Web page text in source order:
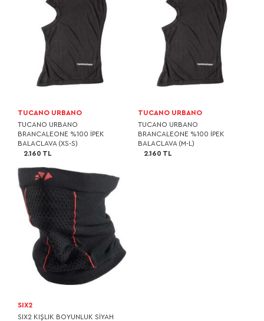
TUCANO URBANO
TUCANO URBANO
BRANCALEONE %100 İPEK
BALACLAVA (XS-S)
2.160 TL
TUCANO URBANO
TUCANO URBANO
BRANCALEONE %100 İPEK
BALACLAVA (M-L)
2.160 TL
SIX2
SIX2 KIŞLIK BOYUNLUK SİYAH